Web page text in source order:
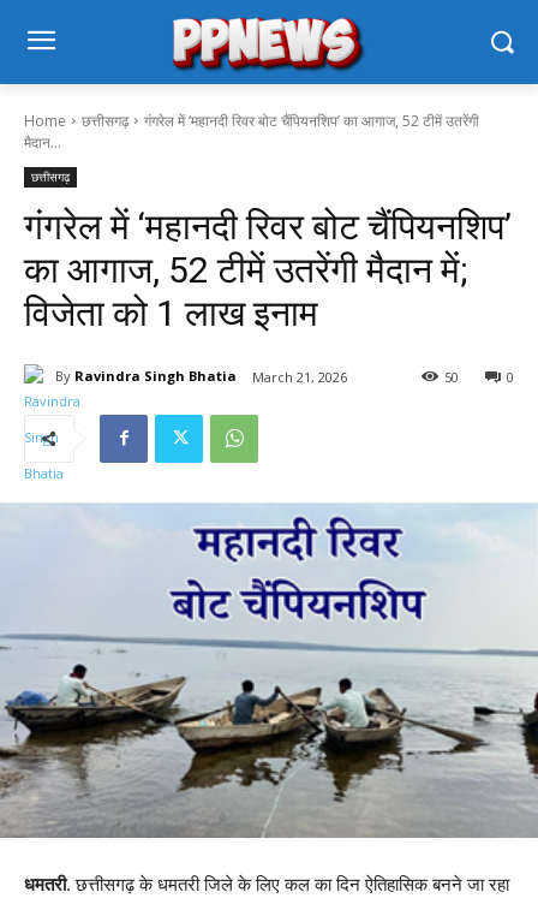
Home छत्तीसगढ़
गंगरेल में ‘महानदी रिवर बोट चैंपियनशिप’ का आगाज, 52 टीमें उतरेंगी
मैदान...
छत्तीसगढ़
गंगरेल में ‘महानदी रिवर बोट चैंपियनशिप’
का आगाज, 52 टीमें उतरेंगी मैदान में;
विजेता को 1 लाख इनाम
By Ravindra Singh Bhatia March 21, 2026 0
50
धमतरी. छत्तीसगढ़ के धमतरी जिले के लिए कल का दिन ऐतिहासिक बनने जा रहा